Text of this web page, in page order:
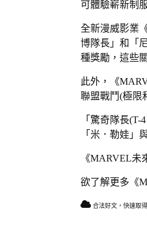
可體驗嶄新制
全新漫威影業
博隊長」和「
種獎勵，這些
此外，《
聯盟戰鬥(極限
「驚奇隊長
「米．勒娃」
《MARVEL
欲了解更多《
合法好文，快速取